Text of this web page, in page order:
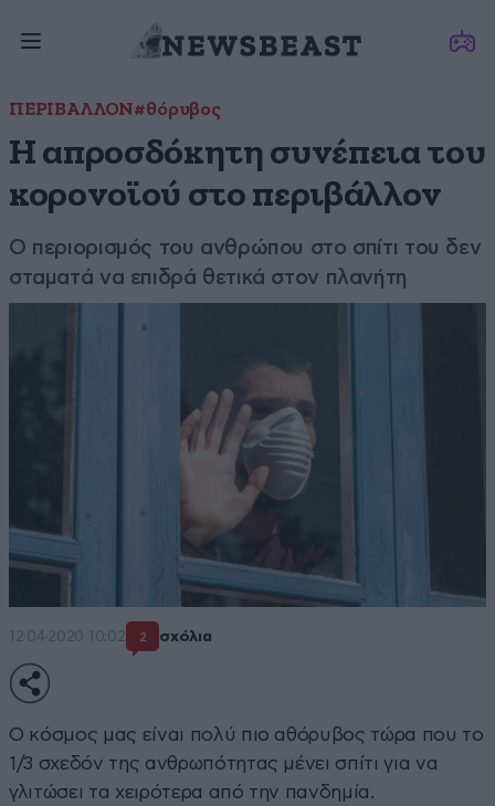
ΠΕΡΙΒΑΛΛΟΝ#θόρυβος
Η απροσδόκητη συνέπεια του
κορονοϊού στο περιβάλλον
Ο περιορισμός του ανθρώπου στο σπίτι του δεν
σταματά να επιδρά θετικά στον πλανήτη
12·04·2020 10:02 2 σχόλια
Ο κόσμος μας είναι πολύ πιο αθόρυβος τώρα που το
1/3 σχεδόν της ανθρωπότητας μένει σπίτι για να
γλιτώσει τα χειρότερα από την πανδημία.